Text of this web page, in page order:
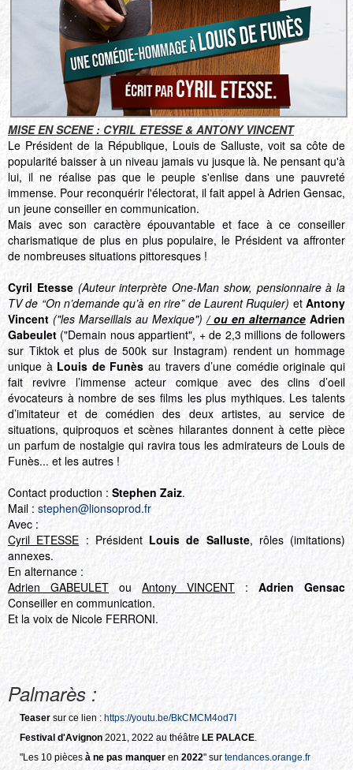
MISE EN SCENE : CYRIL ETESSE & ANTONY VINCENT
Le Président de la République, Louis de Salluste, voit sa côte de
popularité baisser à un niveau jamais vu jusque là. Ne pensant qu'à
lui, il ne réalise pas que le peuple s'enlise dans une pauvreté
immense. Pour reconquérir l'électorat, il fait appel à Adrien Gensac,
un jeune conseiller en communication.
Mais avec son caractère épouvantable et face à ce conseiller
charismatique de plus en plus populaire, le Président va affronter
de nombreuses situations pittoresques !
Cyril Etesse(Auteur interprète One-Man show, pensionnaire à la
TV de “On n’demande qu’à en rire” de Laurent Ruquier) etAntony
Vincent ("les Marseillais au Mexique") / ou en alternance Adrien
Gabeulet ("Demain nous appartient", + de 2,3 millions de followers
sur Tiktok et plus de 500k sur Instagram) rendent un hommage
unique à Louis de Funès au travers d’une comédie originale qui
fait revivre l’immense acteur comique avec des clins d’oeil
évocateurs à nombre de ses films les plus mythiques. Les talents
d’imitateur et de comédien des deux artistes, au service de
situations, quiproquos et scènes hilarantes donnent à cette pièce
un parfum de nostalgie qui ravira tous les admirateurs de Louis de
Funès... et les autres !
Contact production : Stephen Zaiz.
Mail : stephen@lionsoprod.fr
Avec :
Cyril ETESSE : Président Louis de Salluste, rôles (imitations)
annexes.
En alternance :
Adrien GABEULET ou Antony VINCENT : Adrien Gensac
Conseiller en communication.
Et la voix de Nicole FERRONI.
Palmarès :
Teaser sur ce lien : https://youtu.be/BkCMCM4od7I
Festival d'Avignon 2021, 2022 au théâtre LE PALACE.
"Les 10 pièces à ne pas manquer en 2022" sur tendances.orange.fr